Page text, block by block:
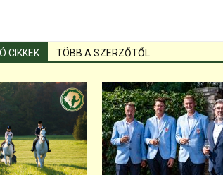
CIKKEK TÖBB A SZERZŐTŐL